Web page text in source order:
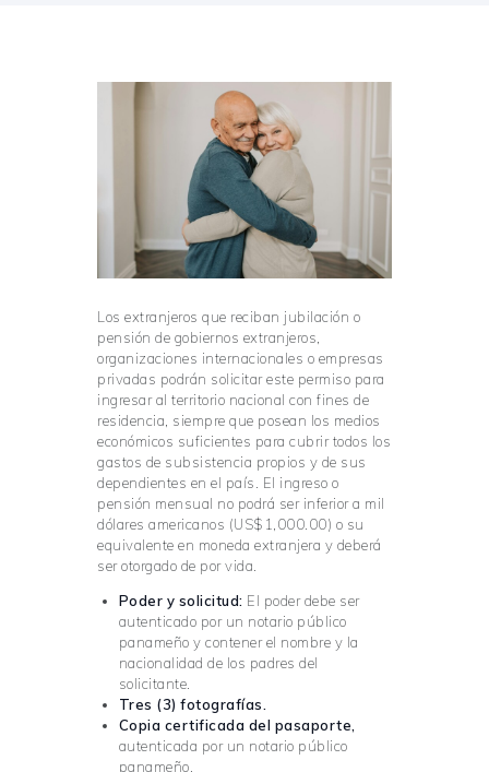
Los extranjeros que reciban jubilación o
pensión de gobiernos extranjeros,
organizaciones internacionales o empresas
privadas podrán solicitar este permiso para
ingresar al territorio nacional con fines de
residencia, siempre que posean los medios
económicos suficientes para cubrir todos los
gastos de subsistencia propios y de sus
dependientes en el país. El ingreso o
pensión mensual no podrá ser inferior a mil
dólares americanos (US$1,000.00) o su
equivalente en moneda extranjera y deberá
ser otorgado de por vida.
Poder y solicitud: El poder debe ser
autenticado por un notario público
panameño y contener el nombre y la
nacionalidad de los padres del
solicitante.
Tres (3) fotografías.
Copia certificada del pasaporte,
autenticada por un notario público
panameño.